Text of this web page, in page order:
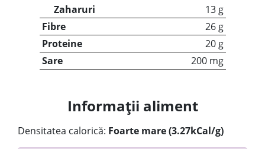
Zaharuri
13 g
Fibre
26 g
Proteine
20 g
Sare
200 mg
Informații aliment
Densitatea calorică: Foarte mare (3.27kCal/g)